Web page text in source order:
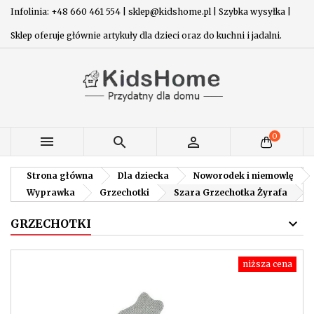
Infolinia: +48 660 461 554 | sklep@kidshome.pl | Szybka wysyłka |
Sklep oferuje głównie artykuły dla dzieci oraz do kuchni i jadalni.
   0
Strona główna Dla dziecka
Noworodek i niemowlę
Wyprawka
Grzechotki Szara Grzechotka Żyrafa
GRZECHOTKI
niższa cena